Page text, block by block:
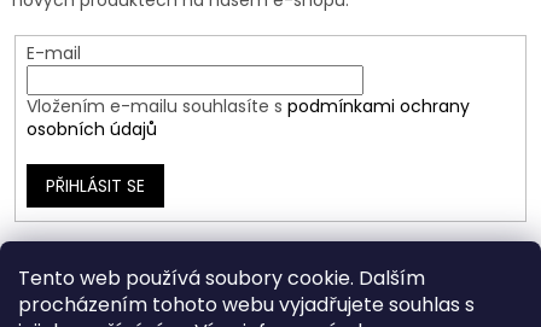
Tento web používá soubory cookie. Dalším
procházením tohoto webu vyjadřujete souhlas s
E-mail
Vložením e-mailu souhlasíte s podmínkami ochrany
osobních údajů
PŘIHLÁSIT SE